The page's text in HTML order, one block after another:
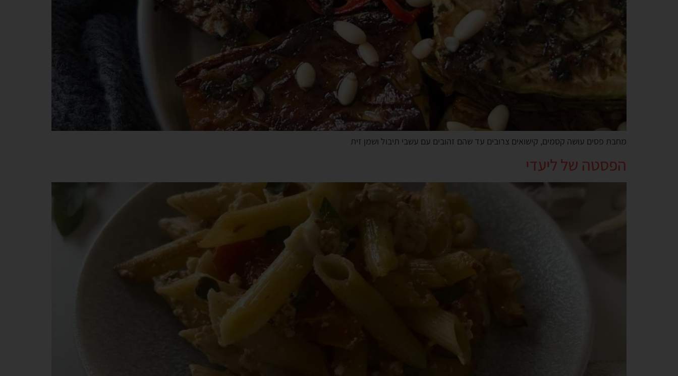
מחבת פסים עושה קסמים, קישואים צרובים עד שהם זהובים עם עשבי תיבול ושמן זית
הפסטה של ליעדי